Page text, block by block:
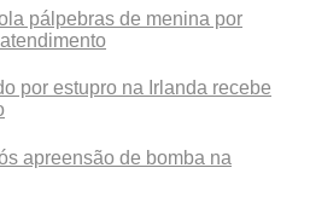
pálpebras de menina por
por estupro na Irlanda recebe
apreensão de bomba na